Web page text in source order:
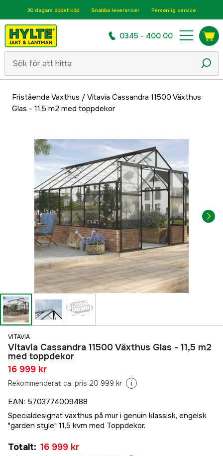
30 dagars öppet köp Snabba leveranser Personlig service
0345 - 400 00
Fristående Växthus / Vitavia Cassandra 11500 Växthus
Glas - 11,5 m2 med toppdekor
VITAVIA
Vitavia Cassandra 11500 Växthus Glas - 11,5 m2
med toppdekor
16 999 kr
Rekommenderat ca. pris 20 999 kr i
EAN: 5703774009488
Specialdesignat växthus på mur i genuin klassisk, engelsk
"garden style" 11,5 kvm med Toppdekor.
Totalt: 16 999 kr